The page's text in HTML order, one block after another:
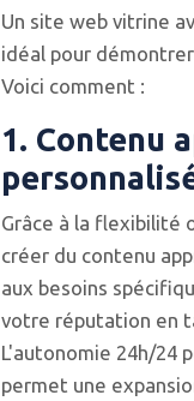
Un site web vitrine
idéal pour
Voici comment :
1. Contenu
Grâce à la flexibilité
créer du contenu
aux besoins
votre réputation en
L'autonomie 24h/24
permet une